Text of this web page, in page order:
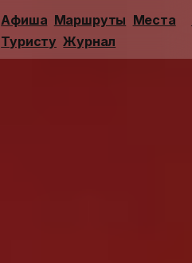
Афиша Маршруты Места
Туристу Журнал